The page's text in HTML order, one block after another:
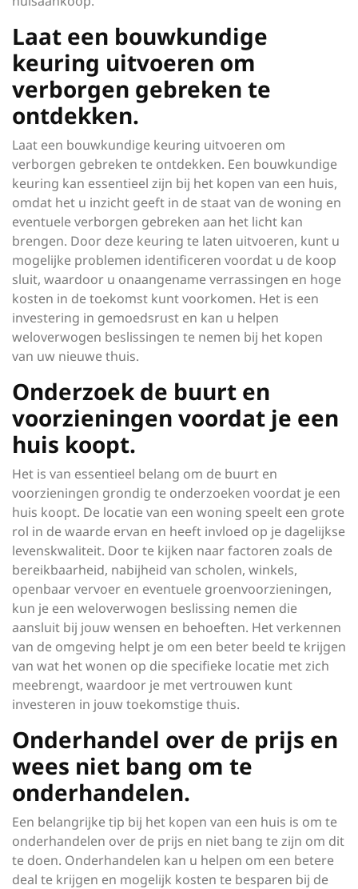
Laat een bouwkundige
keuring uitvoeren om
verborgen gebreken te
ontdekken.
Laat een bouwkundige keuring uitvoeren om
verborgen gebreken te ontdekken. Een bouwkundige
keuring kan essentieel zijn bij het kopen van een huis,
omdat het u inzicht geeft in de staat van de woning en
eventuele verborgen gebreken aan het licht kan
brengen. Door deze keuring te laten uitvoeren, kunt u
mogelijke problemen identificeren voordat u de koop
sluit, waardoor u onaangename verrassingen en hoge
kosten in de toekomst kunt voorkomen. Het is een
investering in gemoedsrust en kan u helpen
weloverwogen beslissingen te nemen bij het kopen
van uw nieuwe thuis.
Onderzoek de buurt en
voorzieningen voordat je een
huis koopt.
Het is van essentieel belang om de buurt en
voorzieningen grondig te onderzoeken voordat je een
huis koopt. De locatie van een woning speelt een grote
rol in de waarde ervan en heeft invloed op je dagelijkse
levenskwaliteit. Door te kijken naar factoren zoals de
bereikbaarheid, nabijheid van scholen, winkels,
openbaar vervoer en eventuele groenvoorzieningen,
kun je een weloverwogen beslissing nemen die
aansluit bij jouw wensen en behoeften. Het verkennen
van de omgeving helpt je om een beter beeld te krijgen
van wat het wonen op die specifieke locatie met zich
meebrengt, waardoor je met vertrouwen kunt
investeren in jouw toekomstige thuis.
Onderhandel over de prijs en
wees niet bang om te
onderhandelen.
Een belangrijke tip bij het kopen van een huis is om te
onderhandelen over de prijs en niet bang te zijn om dit
te doen. Onderhandelen kan u helpen om een betere
deal te krijgen en mogelijk kosten te besparen bij de